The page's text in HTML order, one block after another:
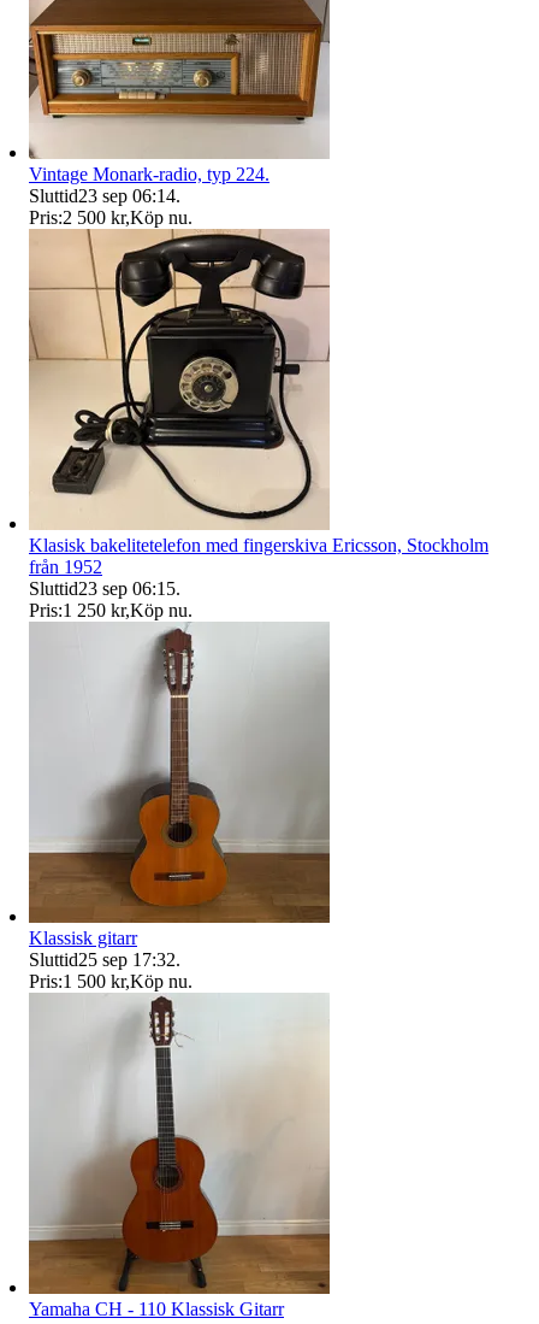
Vintage Monark-radio, typ 224.
Sluttid23 sep 06:14.
Pris:2 500 kr,Köp nu.
Klasisk bakelitetelefon med fingerskiva Ericsson, Stockholm
från 1952
Sluttid23 sep 06:15.
Pris:1 250 kr,Köp nu.
Klassisk gitarr
Sluttid25 sep 17:32.
Pris:1 500 kr,Köp nu.
Yamaha CH - 110 Klassisk Gitarr